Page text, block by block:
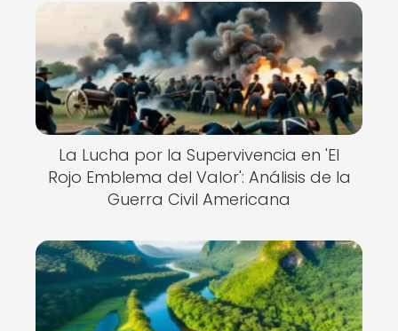
La Lucha por la Supervivencia en 'El
Rojo Emblema del Valor': Análisis de la
Guerra Civil Americana